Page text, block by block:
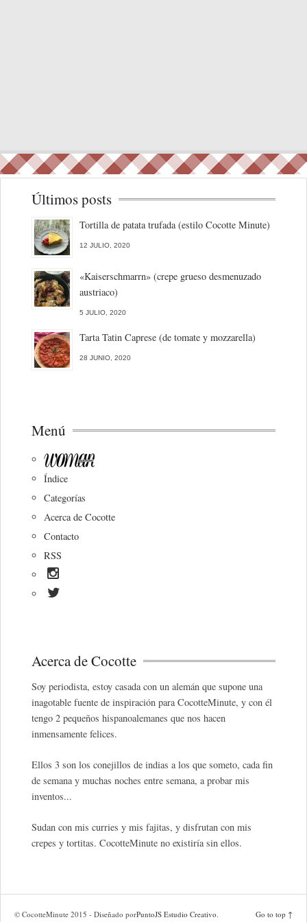
Últimos posts
Tortilla de patata trufada (estilo Cocotte Minute)
12 JULIO, 2020
«Kaiserschmarrn» (crepe grueso desmenuzado
austriaco)
5 JULIO, 2020
Tarta Tatin Caprese (de tomate y mozzarella)
28 JUNIO, 2020
Menú
Índice
Categorías
Acerca de Cocotte
Contacto
RSS
Acerca de Cocotte
Soy periodista, estoy casada con un alemán que supone una
inagotable fuente de inspiración para CocotteMinute, y con él
tengo 2 pequeños hispanoalemanes que nos hacen
inmensamente felices.
Ellos 3 son los conejillos de indias a los que someto, cada fin
de semana y muchas noches entre semana, a probar mis
inventos...
Sudan con mis curries y mis fajitas, y disfrutan con mis
crepes y tortitas. CocotteMinute no existiría sin ellos.
© CocotteMinute 2015 - Diseñado porPuntoJS Estudio Creativo Go to top ↑